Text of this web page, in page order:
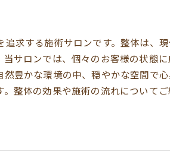
求する施術サロンです。整体は、
サロンでは、個々のお客様の状態
豊かな環境の中、穏やかな空間で
整体の効果や施術の流れについて